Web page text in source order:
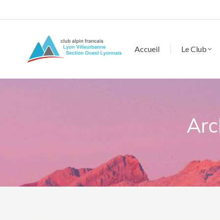
Accueil Le Club